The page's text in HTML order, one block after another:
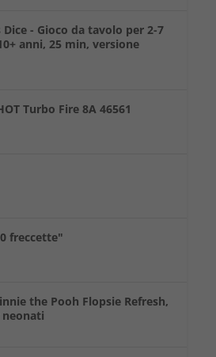
- Gioco da tavolo per 2-7
anni, 25 min, versione
Turbo Fire 8A 46561
freccette"
the Pooh Flopsie Refresh,
neonati